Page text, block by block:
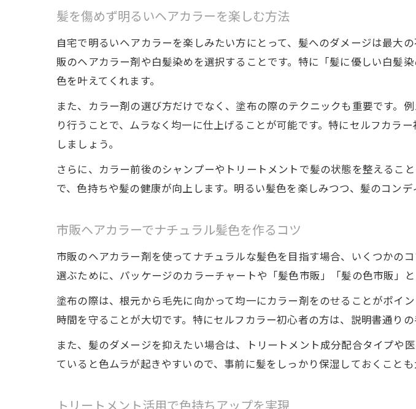
髪を傷めず明るいヘアカラーを楽しむ方法
自宅で明るいヘアカラーを楽しみたい方にとって、髪へのダメージは最大
販のヘアカラー剤や白髪染めを選択することです。特に「髪に優しい白髪
色を叶えてくれます。
また、カラー剤の選び方だけでなく、塗布の際のテクニックも重要です。
り行うことで、ムラなく均一に仕上げることが可能です。特にセルフカラ
しましょう。
さらに、カラー前後のシャンプーやトリートメントで髪の状態を整えるこ
で、色持ちや髪の健康が向上します。明るい髪色を楽しみつつ、髪のコンデ
市販ヘアカラーでナチュラル髪色を作るコツ
市販のヘアカラー剤を使ってナチュラルな髪色を目指す場合、いくつかの
選ぶために、パッケージのカラーチャートや「髪色市販」「髪の色市販」
塗布の際は、根元から毛先に向かって均一にカラー剤をのせることがポイ
時間を守ることが大切です。特にセルフカラー初心者の方は、説明書通りの
また、髪のダメージを抑えたい場合は、トリートメント成分配合タイプや
ていると色ムラが起きやすいので、事前に髪をしっかり保湿しておくことも